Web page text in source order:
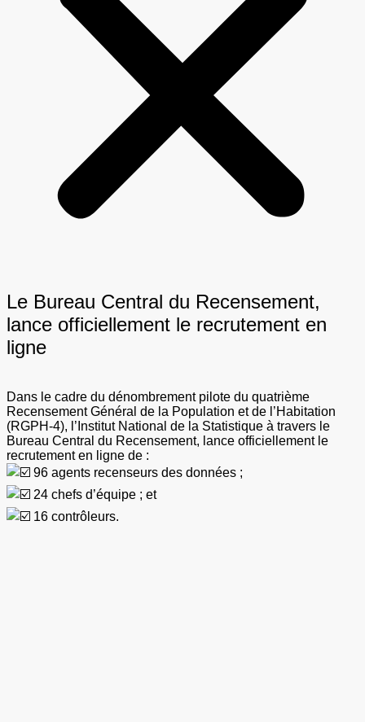
Le Bureau Central du Recensement,
lance officiellement le recrutement en
ligne
Dans le cadre du dénombrement pilote du quatrième
Recensement Général de la Population et de l’Habitation
(RGPH-4), l’Institut National de la Statistique à travers le
Bureau Central du Recensement, lance officiellement le
recrutement en ligne de :
96 agents recenseurs des données ;
24 chefs d’équipe ; et
16 contrôleurs.